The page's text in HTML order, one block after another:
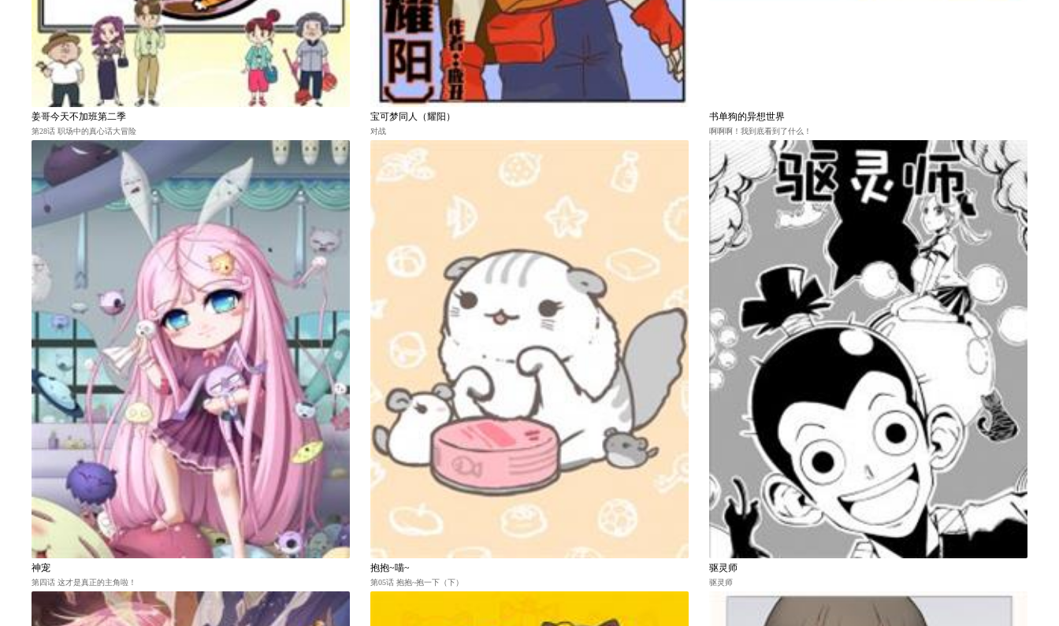
姜哥今天不加班第二季
第28话 职场中的真心话大冒险
宝可梦同人（耀阳）
对战
书单狗的异想世界
啊啊啊！我到底看到了什么！
神宠
第四话 这才是真正的主角啦！
抱抱~喵~
第05话 抱抱~抱一下（下）
驱灵师
驱灵师